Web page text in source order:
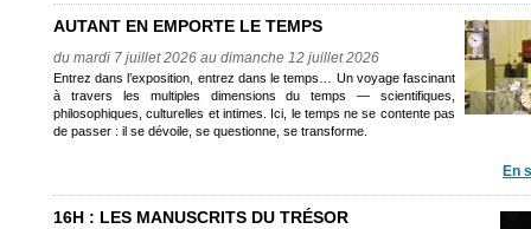
AUTANT EN EMPORTE LE TEMPS
du mardi 7 juillet 2026 au dimanche 12 juillet 2026
Entrez dans l’exposition, entrez dans le temps… Un voyage fascinant
à travers les multiples dimensions du temps — scientifiques,
philosophiques, culturelles et intimes. Ici, le temps ne se contente pas
de passer : il se dévoile, se questionne, se transforme.
En
16H : LES MANUSCRITS DU TRÉSOR